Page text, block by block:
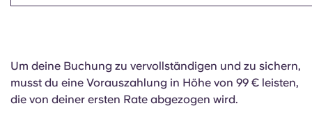
Um deine Buchung zu vervollständigen und zu sichern,
musst du eine Vorauszahlung in Höhe von 99 € leisten,
die von deiner ersten Rate abgezogen wird.